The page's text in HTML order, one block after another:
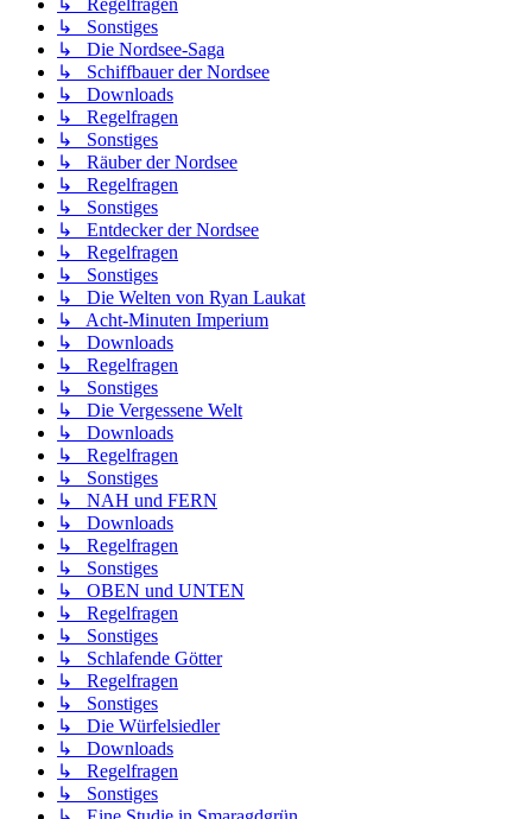
↳ Regelfragen
↳ Sonstiges
↳ Die Nordsee-Saga
↳ Schiffbauer der Nordsee
↳ Downloads
↳ Regelfragen
↳ Sonstiges
↳ Räuber der Nordsee
↳ Regelfragen
↳ Sonstiges
↳ Entdecker der Nordsee
↳ Regelfragen
↳ Sonstiges
↳ Die Welten von Ryan Laukat
↳ Acht-Minuten Imperium
↳ Downloads
↳ Regelfragen
↳ Sonstiges
↳ Die Vergessene Welt
↳ Downloads
↳ Regelfragen
↳ Sonstiges
↳ NAH und FERN
↳ Downloads
↳ Regelfragen
↳ Sonstiges
↳ OBEN und UNTEN
↳ Regelfragen
↳ Sonstiges
↳ Schlafende Götter
↳ Regelfragen
↳ Sonstiges
↳ Die Würfelsiedler
↳ Downloads
↳ Regelfragen
↳ Sonstiges